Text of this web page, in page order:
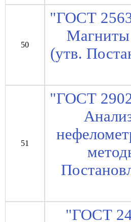
50
"ГОСТ
Магниты
(утв.
51
"ГОСТ
"ГОСТ